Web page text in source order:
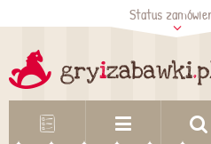
Sprawdź
zamówienia
Status